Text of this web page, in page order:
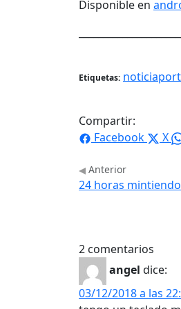
Disponible en
Etiquetas:
Compartir:
Facebook
X
Anterior
24 horas
2 comentarios
angel dice:
03/12/2018 a las